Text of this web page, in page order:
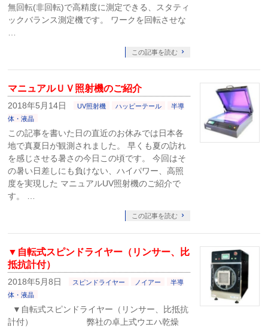
無回転(非回転)で高精度に測定できる、スタティ
ックバランス測定機です。 ワークを回転させな
この記事を読む
マニュアルＵＶ照射機のご紹介
2018年5月14日 UV照射機 ハッピーテール
半導
体・液晶
この記事を書いた日の直近のお休みでは日本各
地で真夏日が観測されました。 早くも夏の訪れ
を感じさせる暑さの今日この頃です。 今回はそ
の暑い日差しにも負けない、ハイパワー、高照
度を実現した マニュアルUV照射機のご紹介で
す。 …
この記事を読む
▼自転式スピンドライヤー（リンサー、比
抵抗計付）
2018年5月8日 スピンドライヤー ノイアー
半導
体・液晶
▼自転式スピンドライヤー（リンサー、比抵抗
計付） 弊社の卓上式ウエハ乾燥